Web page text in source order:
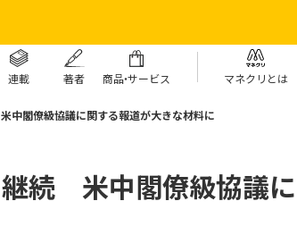
連載 著者 商品・サービス マネクリとは
中閣僚級協議に関する報道が大きな材料に
続 米中閣僚級協議に